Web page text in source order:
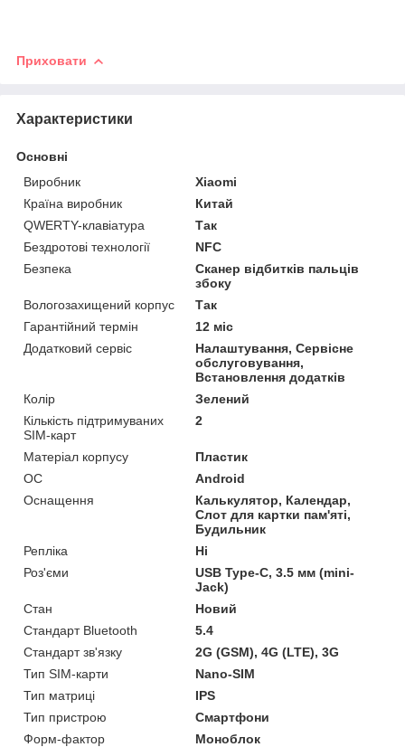
Приховати
Характеристики
Основні
Виробник
Xiaomi
Країна виробник
Китай
QWERTY-клавіатура
Так
Бездротові технології
NFC
Безпека
Сканер відбитків пальців
збоку
Вологозахищений корпус
Так
Гарантійний термін
12 міс
Додатковий сервіс
Налаштування, Сервісне
обслуговування,
Встановлення додатків
Колір
Зелений
Кількість підтримуваних
SIM-карт
2
Матеріал корпусу
Пластик
ОС
Android
Оснащення
Калькулятор, Календар,
Слот для картки пам'яті,
Будильник
Репліка
Ні
Роз'єми
USB Type-C, 3.5 мм (mini-
Jack)
Стан
Новий
Стандарт Bluetooth
5.4
Стандарт зв'язку
2G (GSM), 4G (LTE), 3G
Тип SIM-карти
Nano-SIM
Тип матриці
IPS
Тип пристрою
Смартфони
Форм-фактор
Моноблок